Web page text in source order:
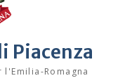
Piacenza
Romagna